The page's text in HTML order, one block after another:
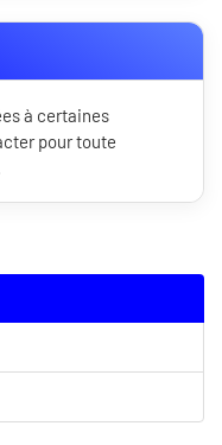
à certaines
pour toute